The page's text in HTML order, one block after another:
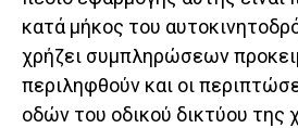
κατά μήκος του
χρήζει συμπληρώσεων
περιληφθούν και οι
οδών του οδικού δικτύου της